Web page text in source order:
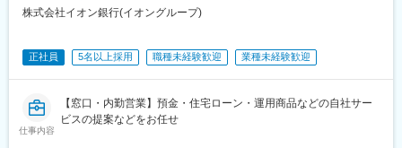
駅、秋川駅、甲州街道駅、八王子みなみ野駅、上北台駅、新小平
蔵小杉駅、新百合ケ丘駅、鷺沼駅、小田原駅、藤沢駅、秦野駅、
駅、内野西が丘駅、高田駅(新潟県)、柏崎駅、直江津駅、松本駅、
飯田駅(長野県)、上諏訪駅、駒ケ根駅、穂高駅、岡谷駅、地鉄ビル
株式会社イオン銀行(イオングループ)
正社員 5名以上採用 職種未経験歓迎 業種未経験歓迎
仕事内容
【窓口・内勤営業】預金・住宅ローン・運用商品などの自社サー
ビスの提案などをお任せ